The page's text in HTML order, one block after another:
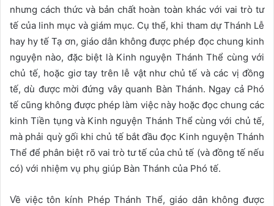
nhưng cách thức và bản chất hoàn toàn khác với vai trò tư
tế của linh mục và giám mục. Cụ thể, khi tham dự Thánh Lễ
hay hy tế Tạ ơn, giáo dân không được phép đọc chung kinh
nguyện nào, đặc biệt là Kinh nguyện Thánh Thể cùng với
chủ tế, hoặc giơ tay trên lễ vật như chủ tế và các vị đồng
tế, dù được mời đứng vây quanh Bàn Thánh. Ngay cả Phó
tế cũng không được phép làm việc này hoặc đọc chung các
kinh Tiền tụng và Kinh nguyện Thánh Thể cùng với chủ tế,
mà phải quỳ gối khi chủ tế bắt đầu đọc Kinh nguyện Thánh
Thể để phân biệt rõ vai trò tư tế của chủ tế (và đồng tế nếu
có) với nhiệm vụ phụ giúp Bàn Thánh của Phó tế.
Về việc tôn kính Phép Thánh Thể, giáo dân không được